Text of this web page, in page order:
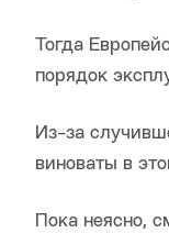
Тогда
порядок
Из-за
виноваты в
Пока неясно,